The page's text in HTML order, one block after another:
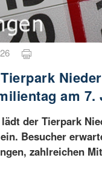
am 7.
der Tierpark
Besucher
zahlreichen